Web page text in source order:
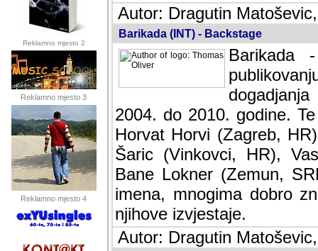
Reklamno mjesto 2
Reklamno mjesto 3
Reklamno mjesto 4
Autor: Dragutin
Barikada (INT) - Backstage
Barikada
2004. do 2010. godine.
Horvat Horvi (Zagreb,
Šaric (Vinkovci, HR),
Bane Lokner (Zemun,
imena, mnogima dobro
njihove izvjestaje.
Autor: Dragutin